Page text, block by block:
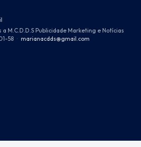
M.C.D.D.S Publicidade Marketing e Notícias
58 · marianacdds@gmail.com